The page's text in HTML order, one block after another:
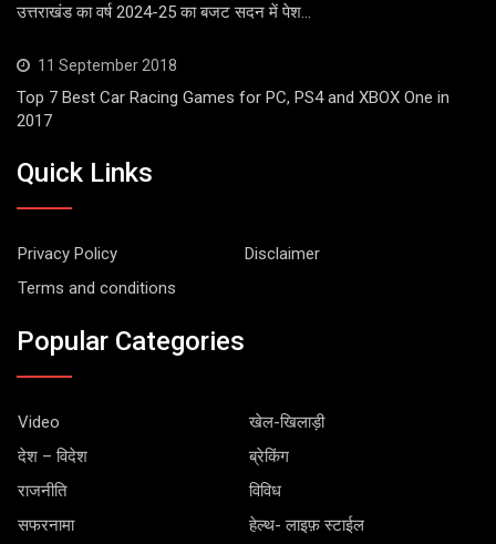
उत्तराखंड का वर्ष 2024-25 का बजट सदन में पेश…
11 September 2018
Top 7 Best Car Racing Games for PC, PS4 and XBOX One in
2017
Quick Links
Privacy Policy
Disclaimer
Terms and conditions
Popular Categories
Video
खेल-खिलाड़ी
देश – विदेश
ब्रेकिंग
राजनीति
विविध
सफरनामा
हेल्थ- लाइफ़ स्टाईल